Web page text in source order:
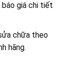
giá chi tiết
chữa theo
hãng.